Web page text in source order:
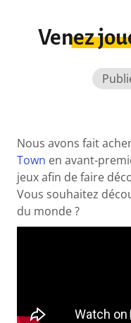
Venez
Nous avons fait
Town en avant-
jeux afin de faire
Vous souhaitez
du monde ?